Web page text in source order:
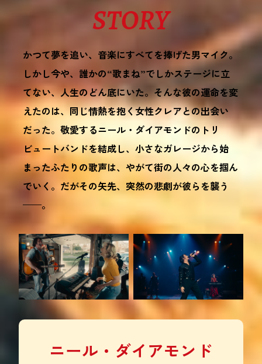
STORY
かつて夢を追い、音楽にすべてを捧げた男マイク。
しかし今や、誰かの“歌まね”でしかステージに立
てない、人生のどん底にいた。そんな彼の運命を変
えたのは、同じ情熱を抱く女性クレアとの出会い
だった。敬愛するニール・ダイアモンドのトリ
ビュートバンドを結成し、小さなガレージから始
まったふたりの歌声は、やがて街の人々の心を掴ん
でいく。だがその矢先、突然の悲劇が彼らを襲う
——。
ニール・ダイアモンド